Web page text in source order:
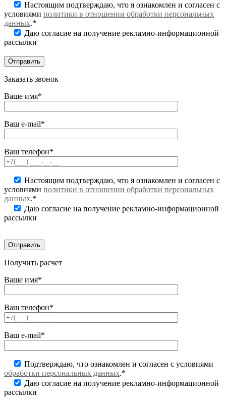
Настоящим подтверждаю, что я ознакомлен и согласен с
условиями политики в отношении обработки персональных
данных.*
Даю согласие на получение рекламно-информационной
рассылки
Заказать звонок
Ваше имя*
Ваш e-mail*
Ваш телефон*
Настоящим подтверждаю, что я ознакомлен и согласен с
условиями политики в отношении обработки персональных
данных.*
Даю согласие на получение рекламно-информационной
рассылки
Получить расчет
Ваше имя*
Ваш телефон*
Ваш e-mail*
Подтверждаю, что ознакомлен и согласен с условиями
обработки персональных данных.*
Даю согласие на получение рекламно-информационной
рассылки